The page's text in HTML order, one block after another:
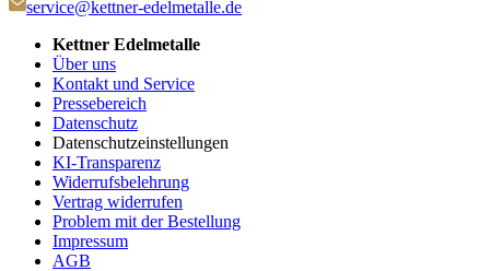
service@kettner-edelmetalle.de
Kettner Edelmetalle
Über uns
Kontakt und Service
Pressebereich
Datenschutz
Datenschutzeinstellungen
KI-Transparenz
Widerrufsbelehrung
Vertrag widerrufen
Problem mit der Bestellung
Impressum
AGB